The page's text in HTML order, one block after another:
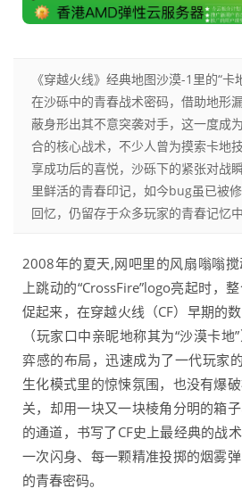
《穿越火线》经典地图沙漠-1里的“
在沙砾中的青春战术密码，借助地形
蔽身形出其不意突袭对手，这一度成
合的核心战术，不少人曾为摸索卡地
享成功后的喜悦，沙砾下的紧张对战
里鲜活的青春印记，如今bug虽已被
回忆，仍留存于众多玩家的青春记忆中
2008年的夏天,网吧里的风扇嗡嗡
上跳动的“CrossFire”logo亮起时，
促起来，在穿越火线（CF）早期的
（玩家口中亲昵地称其为“沙漠卡
弈感的布局，迅速成为了一代玩家
生化模式里的惊悚氛围，也没有爆
关，却用一块又一块棱角分明的箱
的通道，书写了CF史上最经典的战
一次闪身、每一颗精准投掷的烟雾
的青春密码。